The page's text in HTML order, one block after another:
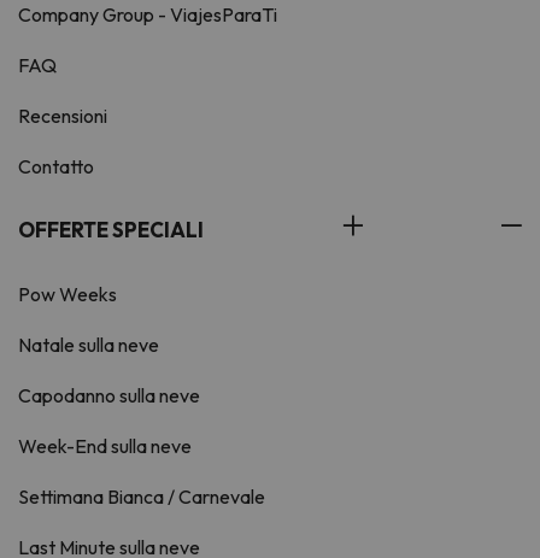
Company Group - ViajesParaTi
FAQ
Recensioni
Contatto
OFFERTE SPECIALI
Pow Weeks
Natale sulla neve
Capodanno sulla neve
Week-End sulla neve
Settimana Bianca / Carnevale
Last Minute sulla neve